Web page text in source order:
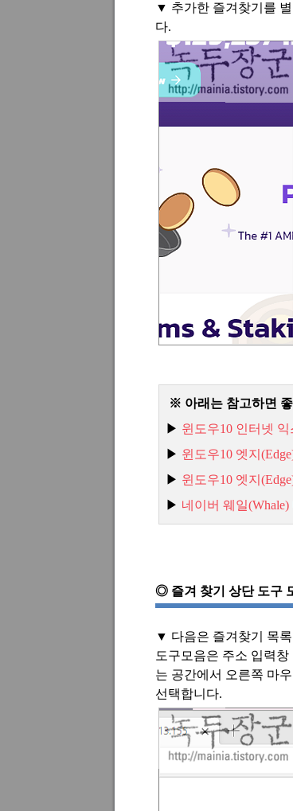
▼ 추가한 즐겨찾기를
다.
※ 아래는 참고하면
▶ 윈도우10 인터넷 익
▶ 윈도우10 엣지
▶ 윈도우10 엣지
▶ 네 이버 웨일(Whale)
◎ 즐겨 찾기 상단 도구
▼ 다음은 즐겨찾기 목
도구모음은 주소 입력
는 공간에서 오른쪽 마
선택합니다.